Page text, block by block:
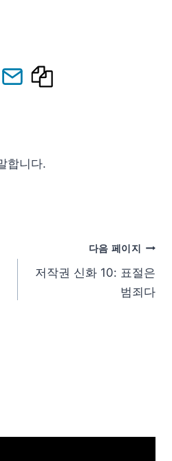
합니다.
다음 페이지
저작권 신화 10: 표절은
범죄다